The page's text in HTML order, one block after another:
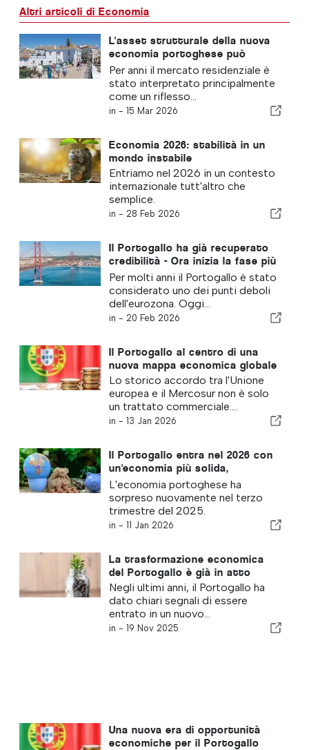
Altri articoli di Economia
L'asset strutturale della nuova
economia portoghese può
essere l'edilizia abitativa
Per anni il mercato residenziale è
stato interpretato principalmente
come un riflesso...
in - 15 Mar 2026
Economia 2026: stabilità in un
mondo instabile
Entriamo nel 2026 in un contesto
internazionale tutt'altro che
semplice.
in - 28 Feb 2026
Il Portogallo ha già recuperato
credibilità - Ora inizia la fase più
impegnativa
Per molti anni il Portogallo è stato
considerato uno dei punti deboli
dell'eurozona. Oggi...
in - 20 Feb 2026
Il Portogallo al centro di una
nuova mappa economica globale
Lo storico accordo tra l'Unione
europea e il Mercosur non è solo
un trattato commerciale....
in - 13 Jan 2026
Il Portogallo entra nel 2026 con
un'economia più solida,
prevedibile e attraente
L'economia portoghese ha
sorpreso nuovamente nel terzo
trimestre del 2025.
in - 11 Jan 2026
La trasformazione economica
del Portogallo è già in atto
Negli ultimi anni, il Portogallo ha
dato chiari segnali di essere
entrato in un nuovo...
in - 19 Nov 2025
Una nuova era di opportunità
economiche per il Portogallo